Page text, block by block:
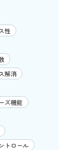
性
解消
ズ機能
トロール